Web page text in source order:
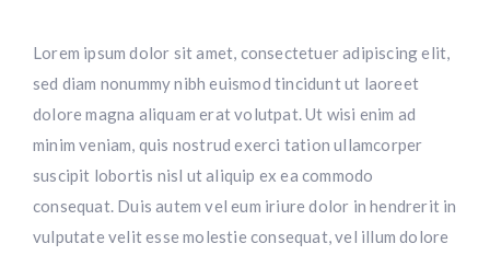
Lorem ipsum dolor sit amet, consectetuer adipiscing elit,
sed diam nonummy nibh euismod tincidunt ut laoreet
dolore magna aliquam erat volutpat. Ut wisi enim ad
minim veniam, quis nostrud exerci tation ullamcorper
suscipit lobortis nisl ut aliquip ex ea commodo
consequat. Duis autem vel eum iriure dolor in hendrerit in
vulputate velit esse molestie consequat, vel illum dolore